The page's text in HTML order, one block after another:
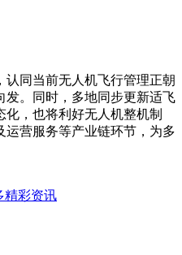
认同当前无人机飞行管理正朝
发。同时，多地同步更新适飞
，也将利好无人机整机制
营服务等产业链环节，为多
精彩资讯